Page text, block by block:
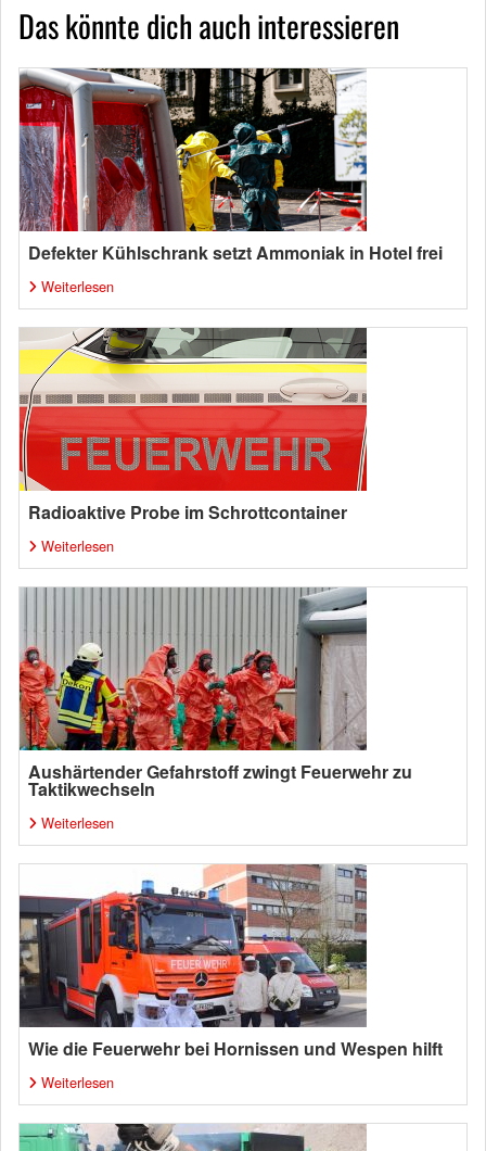
Das könnte dich auch interessieren
Defekter Kühlschrank setzt Ammoniak in Hotel frei
Weiterlesen
Radioaktive Probe im Schrottcontainer
Weiterlesen
Aushärtender Gefahrstoff zwingt Feuerwehr zu
Taktikwechseln
Weiterlesen
Wie die Feuerwehr bei Hornissen und Wespen hilft
Weiterlesen